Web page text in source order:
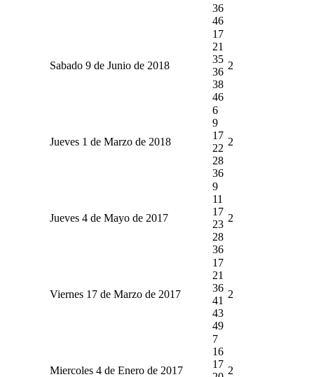
36
46
Sabado 9 de Junio de 2018
17
21
35
36
38
46
2
Jueves 1 de Marzo de 2018
6
9
17
22
28
36
2
Jueves 4 de Mayo de 2017
9
11
17
23
28
36
2
Viernes 17 de Marzo de 2017
17
21
36
41
43
49
2
Miercoles 4 de Enero de 2017
7
16
17
2